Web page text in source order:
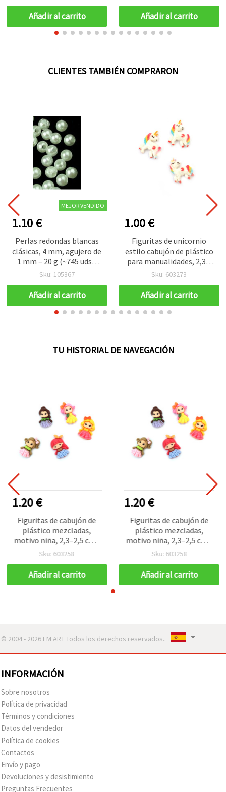
Añadir al carrito Añadir al carrito
CLIENTES TAMBIÉN COMPRARON
MEJOR VENDIDO
1.10 €
Perlas redondas blancas
clásicas, 4 mm, agujero de
1 mm – 20 g (~745 uds),
ideales para bisutería y
Sku: 105367
Añadir al carrito
1.00 €
Figuritas de unicornio
estilo cabujón de plástico
para manualidades, 2,3 x
1,8 cm – pack de 10
Sku: 603273
Añadir al carrito
TU HISTORIAL DE NAVEGACIÓN
1.20 €
Figuritas de cabujón de
plástico mezcladas,
motivo niña, 2,3–2,5 cm -
10 uds
Sku: 603258
Añadir al carrito
1.20 €
Figuritas de cabujón de
plástico mezcladas,
motivo niña, 2,3–2,5 cm -
10 uds
Sku: 603258
Añadir al carrito
© 2004 - 2026 EM ART Todos los derechos reservados..
INFORMACIÓN
Sobre nosotros
Política de privacidad
Términos y condiciones
Datos del vendedor
Política de cookies
Contactos
Envío y pago
Devoluciones y desistimiento
Preguntas Frecuentes